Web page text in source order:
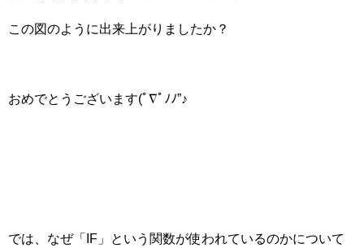
この図のように出来上がりましたか？
おめでとうございます(ﾟ∇ﾟﾉﾉ”♪
では、なぜ「IF」という関数が使われているのかについて